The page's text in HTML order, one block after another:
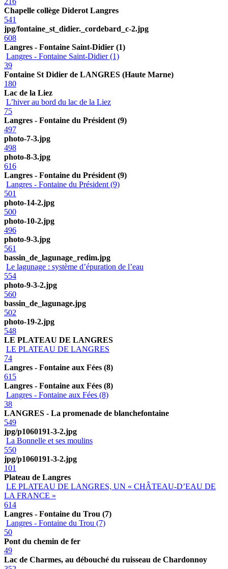
Chapelle collège Diderot Langres
541
jpg/fontaine_st_didier._cordebard_c-2.jpg
608
Langres - Fontaine Saint-Didier (1)
Langres - Fontaine Saint-Didier (1)
39
Fontaine St Didier de LANGRES (Haute Marne)
180
Lac de la Liez
L’hiver au bord du lac de la Liez
75
Langres - Fontaine du Président (9)
497
photo-7-3.jpg
498
photo-8-3.jpg
616
Langres - Fontaine du Président (9)
Langres - Fontaine du Président (9)
501
photo-14-2.jpg
500
photo-10-2.jpg
496
photo-9-3.jpg
561
bassin_de_lagunage_redim.jpg
Le lagunage : système d’épuration de l’eau
554
photo-9-3-2.jpg
560
bassin_de_lagunage.jpg
502
photo-19-2.jpg
548
LE PLATEAU DE LANGRES
LE PLATEAU DE LANGRES
74
Langres - Fontaine aux Fées (8)
615
Langres - Fontaine aux Fées (8)
Langres - Fontaine aux Fées (8)
38
LANGRES - La promenade de blanchefontaine
549
jpg/p1060191-3-2.jpg
La Bonnelle et ses moulins
550
jpg/p1060191-3-2.jpg
101
Plateau de Langres
LE PLATEAU DE LANGRES, UN « CHÂTEAU-D’EAU DE
LA FRANCE »
614
Langres - Fontaine du Trou (7)
Langres - Fontaine du Trou (7)
50
Pont du chemin de fer
49
Lac de Charmes, au débouché du ruisseau de Chardonnoy